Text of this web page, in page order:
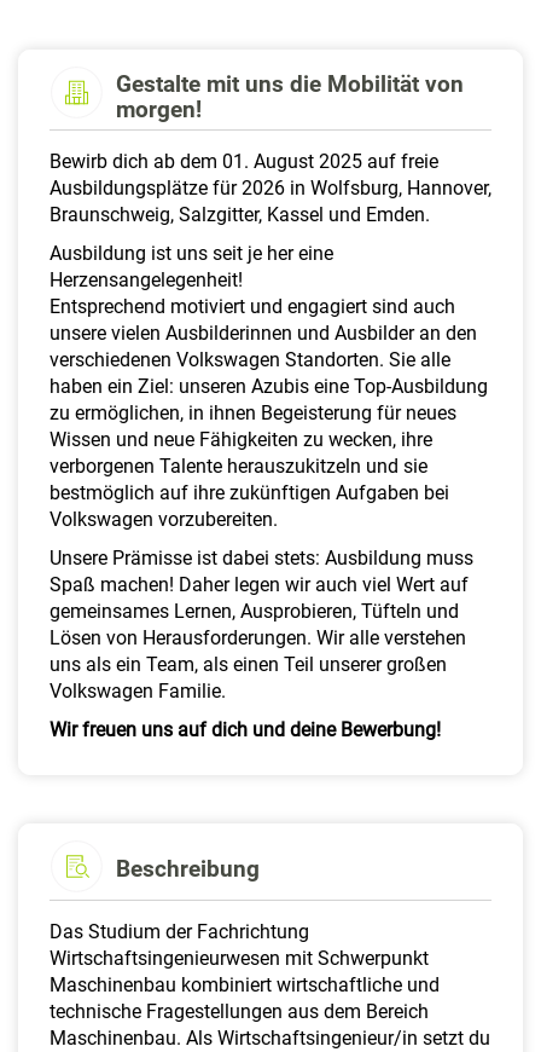
Gestalte mit uns die Mobilität von
morgen!
Bewirb dich ab dem 01. August 2025 auf freie
Ausbildungsplätze für 2026 in Wolfsburg, Hannover,
Braunschweig, Salzgitter, Kassel und Emden.
Ausbildung ist uns seit je her eine
Herzensangelegenheit!
Entsprechend motiviert und engagiert sind auch
unsere vielen Ausbilderinnen und Ausbilder an den
verschiedenen Volkswagen Standorten. Sie alle
haben ein Ziel: unseren Azubis eine Top-Ausbildung
zu ermöglichen, in ihnen Begeisterung für neues
Wissen und neue Fähigkeiten zu wecken, ihre
verborgenen Talente herauszukitzeln und sie
bestmöglich auf ihre zukünftigen Aufgaben bei
Volkswagen vorzubereiten.
Unsere Prämisse ist dabei stets: Ausbildung muss
Spaß machen! Daher legen wir auch viel Wert auf
gemeinsames Lernen, Ausprobieren, Tüfteln und
Lösen von Herausforderungen. Wir alle verstehen
uns als ein Team, als einen Teil unserer großen
Volkswagen Familie.
Wir freuen uns auf dich und deine Bewerbung!
Beschreibung
Das Studium der Fachrichtung
Wirtschaftsingenieurwesen mit Schwerpunkt
Maschinenbau kombiniert wirtschaftliche und
technische Fragestellungen aus dem Bereich
Maschinenbau. Als Wirtschaftsingenieur/in setzt du